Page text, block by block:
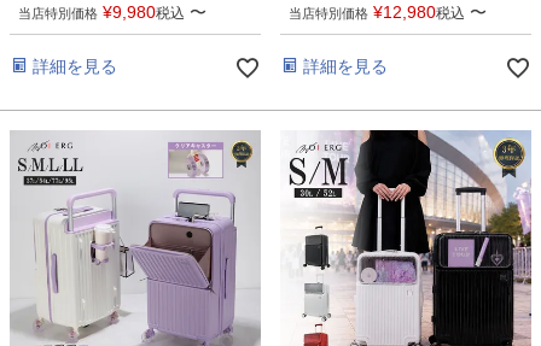
当店特別価格 ¥9,980税込 〜
詳細を見る
当店特別価格 ¥12,980税込 〜
詳細を見る